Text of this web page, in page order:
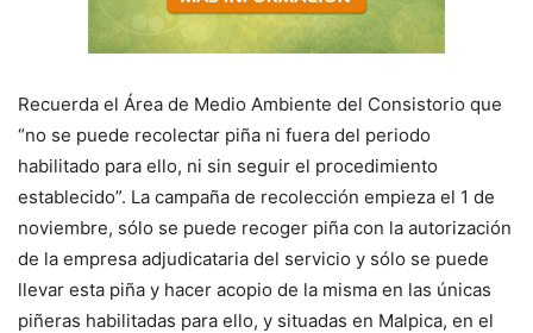
Recuerda el Área de Medio Ambiente del Consistorio que
“no se puede recolectar piña ni fuera del periodo
habilitado para ello, ni sin seguir el procedimiento
establecido”. La campaña de recolección empieza el 1 de
noviembre, sólo se puede recoger piña con la autorización
de la empresa adjudicataria del servicio y sólo se puede
llevar esta piña y hacer acopio de la misma en las únicas
piñeras habilitadas para ello, y situadas en Malpica, en el